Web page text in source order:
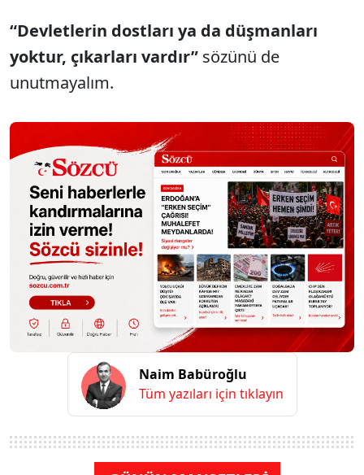
“Devletlerin dostları ya da düşmanları
yoktur, çıkarları vardır” sözünü de
unutmayalım.
Naim Babüroğlu
Tüm yazıları için tıklayın